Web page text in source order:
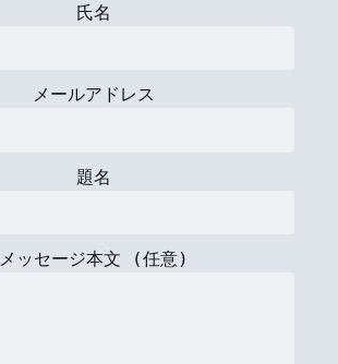
氏名
メールアドレス
題名
メッセージ本文 (任意)